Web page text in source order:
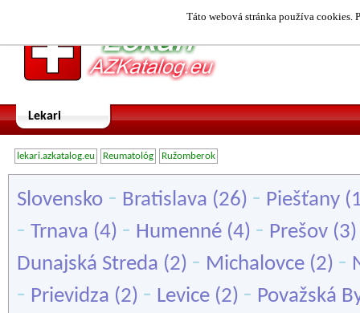
Táto webová stránka používa cookies.
Lekari
lekari.azkatalog.eu Reumatológ Ružomberok
Slovensko - Bratislava (26) - Piešťany
- Trnava (4) - Humenné (4) - Prešov
Dunajská Streda (2) - Michalovce (2) -
- Prievidza (2) - Levice (2) - Považská